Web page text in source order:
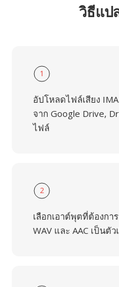
วิธีแป
1
อัปโหลดไฟล์เสียง
จาก Google Drive,
ไฟล์
2
เลือกเอาต์พุตที่ต้องก
WAV และ AAC เป็นตั